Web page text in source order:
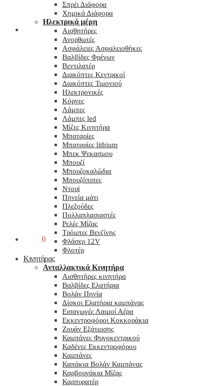
0
Σπρέι Διάφορα
Χημικά Διάφορα
Hλεκτρικά μέρη
Αισθητήρες
Ανορθωτές
Ασφάλειες Ασφαλειοθήκες
Βαλβίδες Φρένων
Βεντιλατέρ
Διακόπτες Κεντρικοί
Διακόπτες Τιμονιού
Ηλεκτρονικές
Κόρνες
Λάμπες
Λάμπες led
Μίζες Κινητήρα
Μπαταρίες
Μπαταρίες lithium
Μπεκ Ψεκασμου
Μπουζί
Μπουζοκαλώδια
Μπουζόπιπες
Ντουϊ
Πηνεία μάτι
Πλεξούδες
Πολλαπλασιαστές
Ρελές Μίζας
Τρόμπες Βενζίνης
Φλάσερ 12V
Φλοτέρ
Κινητήρας
Ανταλλακτικά Κινητήρα
Αισθητήρες κινητήρα
Βαλβίδες Ελατήρια
Βολάν Πηνία
Δίσκοι Ελατήρια καμπάνας
Εισαγωγές Λαιμοί Αέρα
Εκκεντροφόροι Κοκκοράκια
Ζουάν Εξάτμισης
Καμπάνες Φυγοκεντρικού
Καδένες Εκκεντροφόρου
Καμπάνες
Καπάκια Βολάν Καμπάνας
Καρβουνάκια Μίζας
Καρπυρατέρ